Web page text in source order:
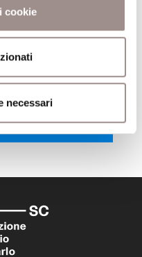
cookie
necessari
San Carlo